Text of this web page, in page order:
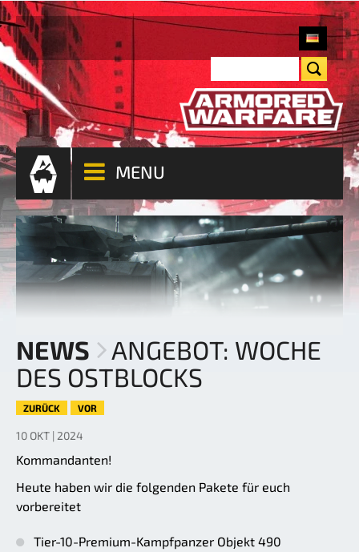
MENU
NEWS
ANGEBOT: WOCHE
DES OSTBLOCKS
ZURÜCK VOR
10 OKT | 2024
Kommandanten!
Heute haben wir die folgenden Pakete für euch
vorbereitet
Tier-10-Premium-Kampfpanzer Objekt 490